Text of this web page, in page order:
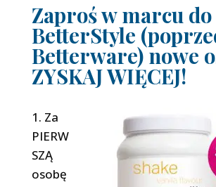
Zaproś w marcu
BetterStyle
Betterware) nowe
ZYSKAJ WIĘCEJ!
1. Za
PIERW
SZĄ
osobę